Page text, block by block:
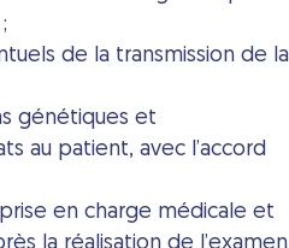
de la transmission de la
génétiques et
au patient, avec l’accord
en charge médicale et